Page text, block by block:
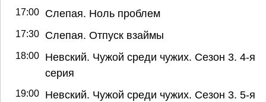
17:00 Слепая. Ноль проблем
17:30 Слепая. Отпуск взаймы
18:00
Невский. Чужой среди чужих. Сезон 3. 4-я
серия
19:00
Невский. Чужой среди чужих. Сезон 3. 5-я